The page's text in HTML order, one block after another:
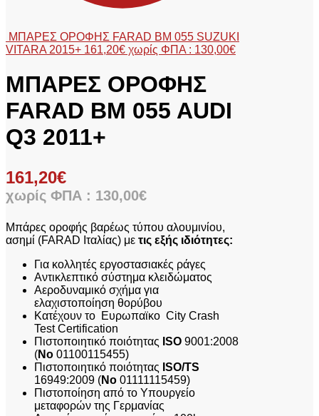
ΜΠΑΡΕΣ ΟΡΟΦΗΣ FARAD BM 055 SUZUKI
VITARA 2015+ 161,20€ χωρίς ΦΠΑ : 130,00€
ΜΠΑΡΕΣ ΟΡΟΦΗΣ
FARAD BM 055 AUDI
Q3 2011+
161,20€
χωρίς ΦΠΑ : 130,00€
Mπάρες οροφής βαρέως τύπου αλουμινίου,
ασημί (FARAD Ιταλίας) με τις εξής ιδιότητες:
Για κολλητές εργοστασιακές ράγες
Αντικλεπτικό σύστημα κλειδώματος
Αεροδυναμικό σχήμα για
ελαχιστοποίηση θορύβου
Κατέχουν το Ευρωπαϊκο City Crash
Test Certification
Πιστοποιητικό ποιότητας ISO 9001:2008
(No 01100115455)
Πιστοποιητικό ποιότητας ISO/TS
16949:2009 (No 01111115459)
Πιστοποίηση από το Υπουργείο
μεταφορών της Γερμανίας